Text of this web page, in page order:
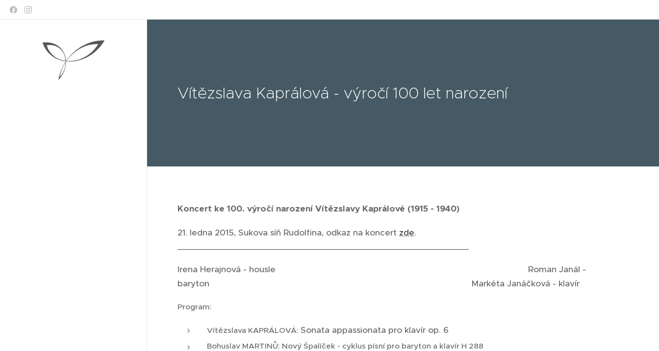
Vítězslava Kaprálová - výročí 100 let narození
Koncert ke 100. výročí narození Vítězslavy Kaprálové (1915 - 1940)
21. ledna 2015, Sukova síň Rudolfina, odkaz na koncert zde.
Irena Herajnová - housle Roman Janál -
baryton Markéta Janáčková - klavír
Program:
Vítězslava KAPRÁLOVÁ: Sonata appassionata pro klavír op. 6
Bohuslav MARTINŮ: Nový Špalíček - cyklus písní pro baryton a klavír H 288